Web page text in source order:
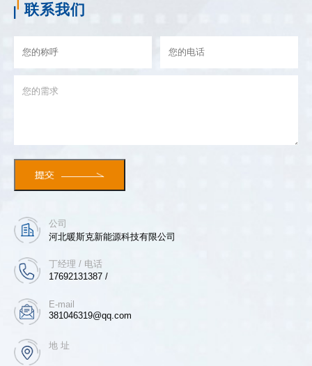
联系我们
公司
河北暖斯克新能源科技有限公司
丁经理 / 电话
17692131387 /
E-mail
381046319@qq.com
地 址